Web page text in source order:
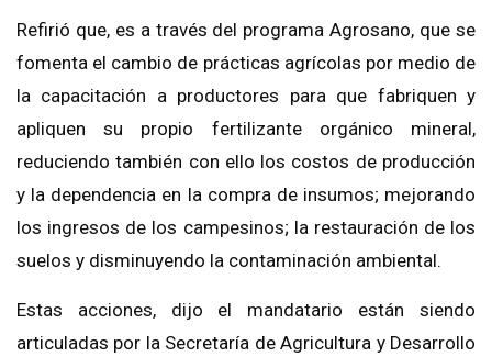
Refirió que, es a través del programa Agrosano, que se
fomenta el cambio de prácticas agrícolas por medio de
la capacitación a productores para que fabriquen y
apliquen su propio fertilizante orgánico mineral,
reduciendo también con ello los costos de producción
y la dependencia en la compra de insumos; mejorando
los ingresos de los campesinos; la restauración de los
suelos y disminuyendo la contaminación ambiental.
Estas acciones, dijo el mandatario están siendo
articuladas por la Secretaría de Agricultura y Desarrollo